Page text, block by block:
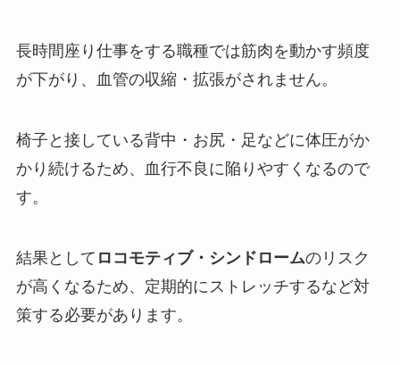
長時間座り仕事をする職種では筋肉を動かす頻度
が下がり、血管の収縮・拡張がされません。
椅子と接している背中・お尻・足などに体圧がか
かり続けるため、血行不良に陥りやすくなるので
す。
結果として ロコモティブ・シンドロームのリスク
が高くなるため、定期的にストレッチするなど対
策する必要があります。